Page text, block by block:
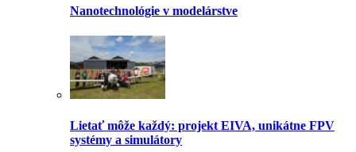
Nanotechnológie v modelárstve
Lietať môže každý: projekt EIVA, unikátne FPV
systémy a simulátory